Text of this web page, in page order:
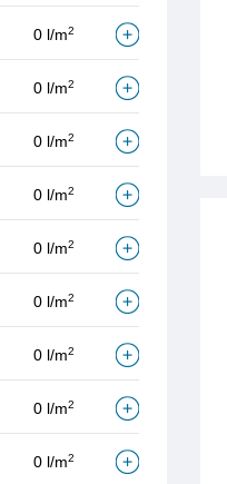
0 l/m2
0 l/m2
0 l/m2
0 l/m2
0 l/m2
0 l/m2
0 l/m2
0 l/m2
0 l/m2